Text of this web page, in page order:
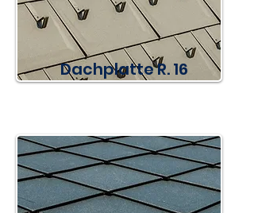
Dachplatte R. 16